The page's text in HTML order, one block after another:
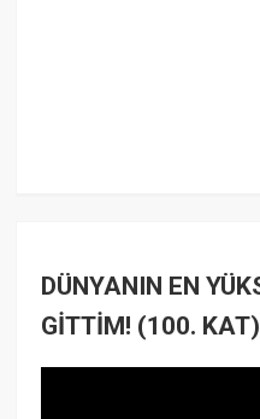
DÜNYANIN EN
GİTTİM! (100. KAT)